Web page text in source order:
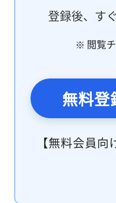
登録後、す
※ 閲覧
無料登
【無料会員